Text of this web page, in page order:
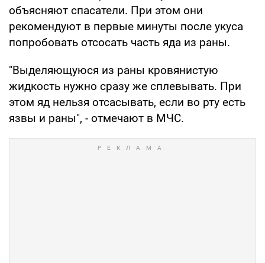
объясняют спасатели. При этом они
рекомендуют в первые минуты после укуса
попробовать отсосать часть яда из раны.
"Выделяющуюся из раны кровянистую
жидкость нужно сразу же сплевывать. При
этом яд нельзя отсасывать, если во рту есть
язвы и раны", - отмечают в МЧС.